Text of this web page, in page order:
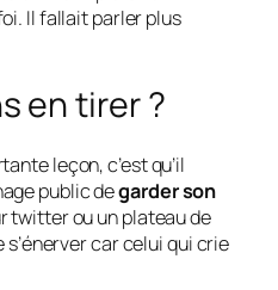
Il fallait parler plus
en tirer ?
leçon, c’est qu’il
public degarder son
twitter ou un plateau de
car celui qui crie